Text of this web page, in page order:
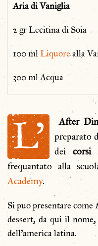
Aria di Vaniglia
2 gr Lecitina di Soia
100 mlLiquorealla
300 ml Acqua
L’ After
preparato
dei corsi
frequantato alla
Academy.
Si puo presentare come
dessert, da qui il
dell’america latina.